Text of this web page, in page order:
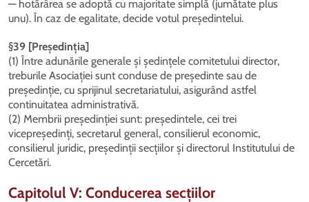
— hotărârea se adoptă cu majoritate simplă (jumătate plus
unu). În caz de egalitate, decide votul președintelui.
§39 [Președinția]
(1) Între adunările generale și ședințele comitetului director,
treburile Asociației sunt conduse de președinte sau de
președinție, cu sprijinul secretariatului, asigurând astfel
continuitatea administrativă.
(2) Membrii președinției sunt: președintele, cei trei
vicepreședinți, secretarul general, consilierul economic,
consilierul juridic, președinții secțiilor și directorul Institutului de
Cercetări.
Capitolul V: Conducerea secțiilor